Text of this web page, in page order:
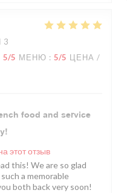
3
5/5 МЕНЮ : 5/5 ЦЕНА /
food and service
этот отзыв
this! We are so glad
a memorable
both back very soon!